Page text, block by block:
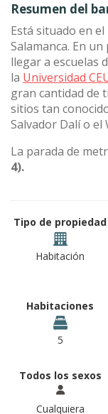
Resumen del
Está situado en
Salamanca. En
llegar a escuelas
la Universidad
gran cantidad de
sitios tan
Salvador Dalí o el
La parada de
4).
Tipo de propiedad
Habitación
Habitaciones
5
Todos los sexos
Cualquiera